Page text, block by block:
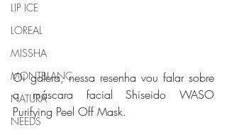
LIP ICE
LOREAL
MISSHA
MONTBLANC
NATURA
NEEDS
Oi galera, nessa resenha vou falar sobre
a máscara facial Shiseido WASO
Purifying Peel Off Mask.